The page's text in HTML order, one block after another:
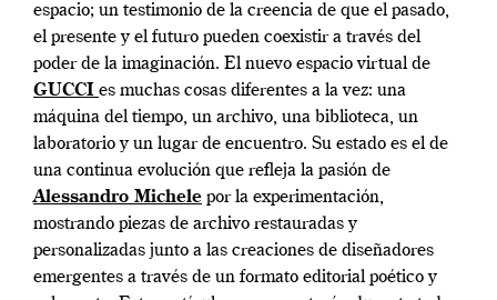
espacio; un testimonio de la creencia de que el pasado,
el presente y el futuro pueden coexistir a través del
poder de la imaginación. El nuevo espacio virtual de
GUCCI es muchas cosas diferentes a la vez: una
máquina del tiempo, un archivo, una biblioteca, un
laboratorio y un lugar de encuentro. Su estado es el de
una continua evolución que refleja la pasión de
Alessandro Michele por la experimentación,
mostrando piezas de archivo restauradas y
personalizadas junto a las creaciones de diseñadores
emergentes a través de un formato editorial poético y